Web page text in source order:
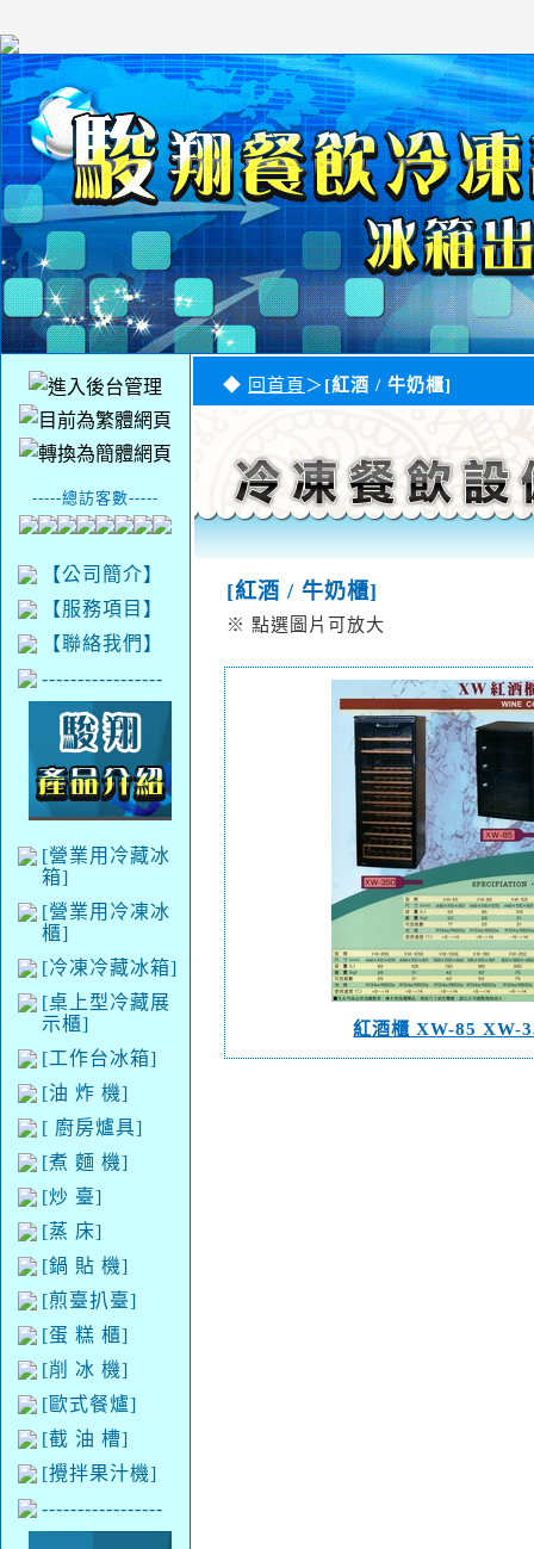
-----總訪客數-----
【公司簡介】
【服務項目】
【聯絡我們】
-----------------
[營業用冷藏冰
箱]
[營業用冷凍冰
櫃]
[冷凍冷藏冰箱]
[桌上型冷藏展
示櫃]
[工作台冰箱]
[油 炸 機]
[ 廚房爐具]
[煮 麵 機]
[炒 臺]
[蒸 床]
[鍋 貼 機]
[煎臺扒臺]
[蛋 糕 櫃]
[削 冰 機]
[歐式餐爐]
[截 油 槽]
[攪拌果汁機]
-----------------
◆ 回首頁 ＞[紅酒 / 牛奶櫃]
[紅酒 / 牛奶櫃]
※ 點選圖片可放大
紅酒櫃 XW-85 XW-